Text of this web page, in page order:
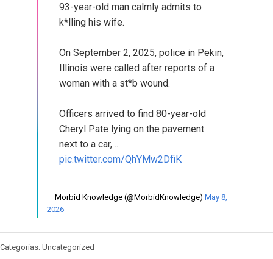
93-year-old man calmly admits to
k*lling his wife.
On September 2, 2025, police in Pekin,
Illinois were called after reports of a
woman with a st*b wound.
Officers arrived to find 80-year-old
Cheryl Pate lying on the pavement
next to a car,…
pic.twitter.com/QhYMw2DfiK
— Morbid Knowledge (@MorbidKnowledge) May 8,
2026
Categorías: Uncategorized